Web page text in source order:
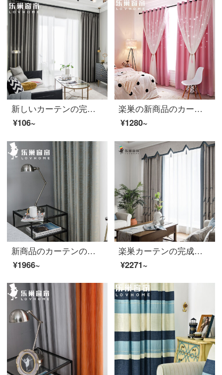
新しいカーテンの完成品は全部遮光しました。カーテンを厚くして、高精密混紡の寝室のリビングルームにフックをかけて、オリオン星座のモカ色をカスタマイズしました。99%遮光0.1 mで撮り直します。（カスタマーサービスに連絡します。）
¥106~
楽巣の新商品のカーテン製品insネットの赤い厚いカーテンは簡単に近代的な寝室のリビングルームのカーテンを揺らします。
¥1280~
新商品のカーテンの完成品は全部遮光しました。カーテンを厚くして、高精密な花開きをしています。現代簡単なカーテンのフックは穴を開けて注文して、緑の幅1メートルの値段を決めました。
¥1966~
楽巣カーテンの完成品の遮光に厚いカーテン布を使って、現代まねる麻混紡寝室の植物のカーテンをフックして穴を作って、葦の花の葦の花をカスタマイズします。
¥2271~